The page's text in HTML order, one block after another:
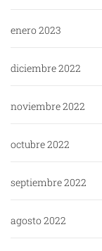
enero 2023
diciembre 2022
noviembre 2022
octubre 2022
septiembre 2022
agosto 2022